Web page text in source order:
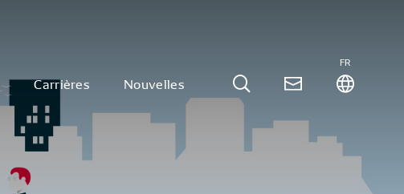
Carrières Nouvelles
FR